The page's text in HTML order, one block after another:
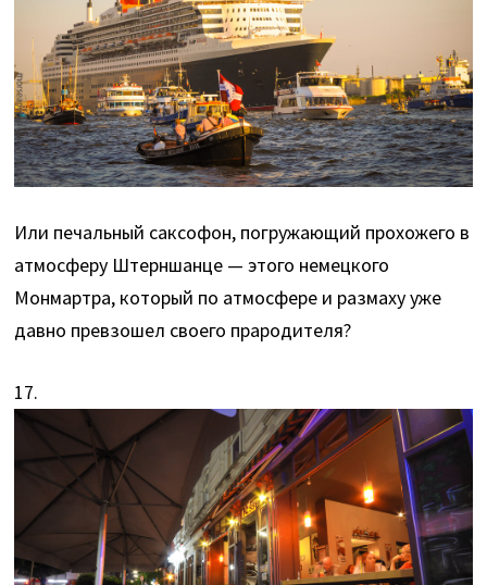
Или печальный саксофон, погружающий прохожего в
атмосферу Штерншанце — этого немецкого
Монмартра, который по атмосфере и размаху уже
давно превзошел своего прародителя?
17.